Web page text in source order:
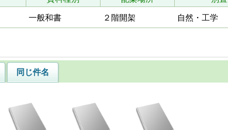
一般和書 ２階開架 自然・工学
同じ件名